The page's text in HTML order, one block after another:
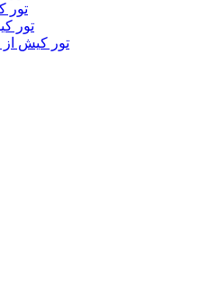
تور
تور
تور کیش از